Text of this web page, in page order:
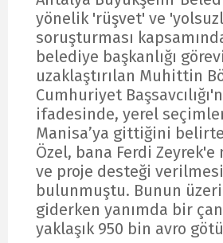
yönelik 'rüşvet' ve
soruşturması
belediye başkanlığı
uzaklaştırılan Muhittin
Cumhuriyet
ifadesinde, yerel
Manisa’ya gittiğini
Özel, bana Ferdi
ve proje desteği
bulunmuştu. Bunun
giderken yanımda bir
yaklaşık 950 bin avro